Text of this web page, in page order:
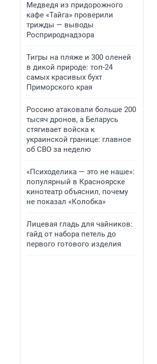
Медведя из придорожного
кафе «Тайга» проверили
трижды — выводы
Росприроднадзора
Тигры на пляже и 300 оленей
в дикой природе: топ-24
самых красивых бухт
Приморского края
Россию атаковали больше 200
тысяч дронов, а Беларусь
стягивает войска к
украинской границе: главное
об СВО за неделю
«Психоделика — это не наше»:
популярный в Красноярске
кинотеатр объяснил, почему
не показал «Колобка»
Лицевая гладь для чайников:
гайд от набора петель до
первого готового изделия